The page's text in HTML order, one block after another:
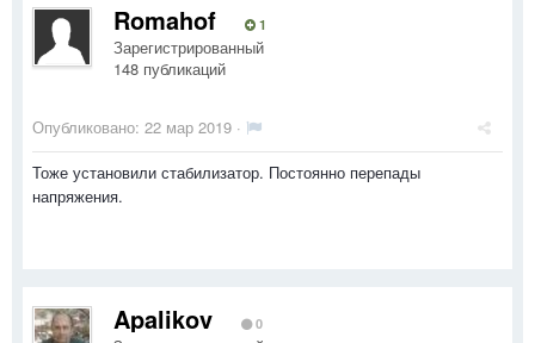
Romahof 1
Зарегистрированный
148 публикаций
Опубликовано: 22 мар 2019 ·
Тоже установили стабилизатор. Постоянно перепады
напряжения.
Apalikov 0